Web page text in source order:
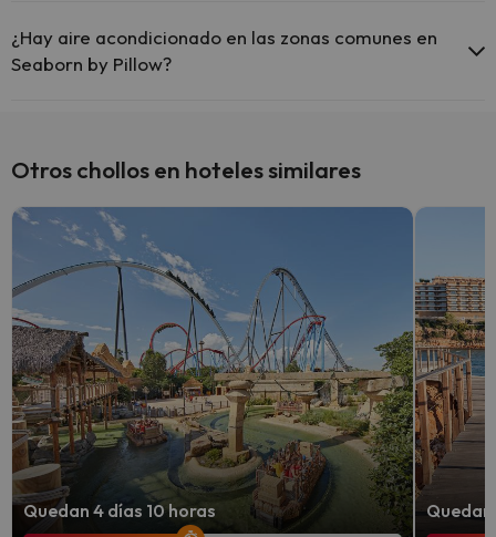
¿Hay aire acondicionado en las zonas comunes en
Seaborn by Pillow?
Otros chollos en hoteles similares
Quedan 4 días 10 horas Quedan